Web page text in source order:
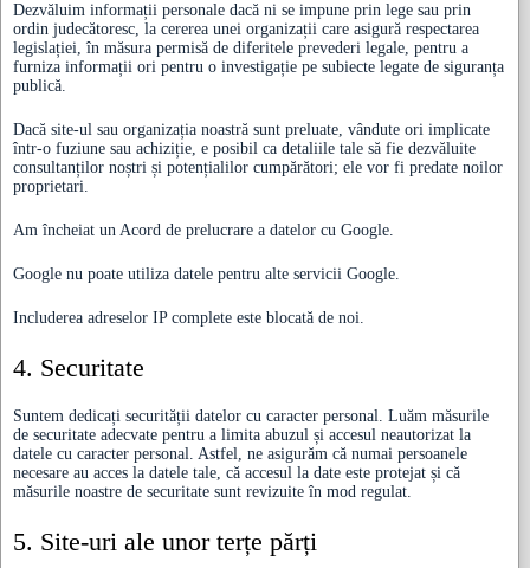
Dezvăluim informații personale dacă ni se impune prin lege sau prin
ordin judecătoresc, la cererea unei organizații care asigură respectarea
legislației, în măsura permisă de diferitele prevederi legale, pentru a
furniza informații ori pentru o investigație pe subiecte legate de siguranța
publică.
Dacă site-ul sau organizația noastră sunt preluate, vândute ori implicate
într-o fuziune sau achiziție, e posibil ca detaliile tale să fie dezvăluite
consultanților noștri și potențialilor cumpărători; ele vor fi predate noilor
proprietari.
Am încheiat un Acord de prelucrare a datelor cu Google.
Google nu poate utiliza datele pentru alte servicii Google.
Includerea adreselor IP complete este blocată de noi.
4. Securitate
Suntem dedicați securității datelor cu caracter personal. Luăm măsurile
de securitate adecvate pentru a limita abuzul și accesul neautorizat la
datele cu caracter personal. Astfel, ne asigurăm că numai persoanele
necesare au acces la datele tale, că accesul la date este protejat și că
măsurile noastre de securitate sunt revizuite în mod regulat.
5. Site-uri ale unor terțe părți